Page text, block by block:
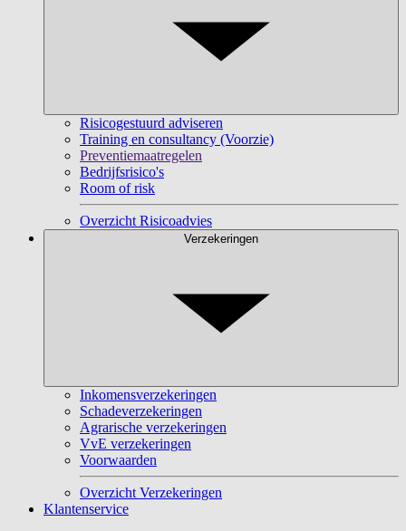
Risicogestuurd adviseren
Training en consultancy (Voorzie)
Preventiemaatregelen
Bedrijfsrisico's
Room of risk
Overzicht Risicoadvies
Verzekeringen
Inkomensverzekeringen
Schadeverzekeringen
Agrarische verzekeringen
VvE verzekeringen
Voorwaarden
Overzicht Verzekeringen
Klantenservice